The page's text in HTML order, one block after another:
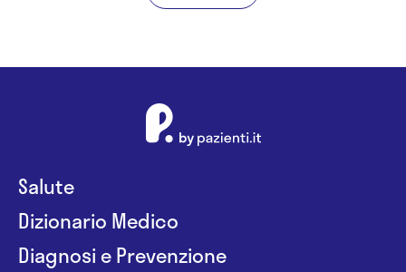
Salute
Dizionario Medico
Diagnosi e Prevenzione